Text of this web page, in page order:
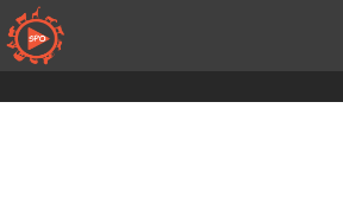
コ
ン
テ
ン
Ja.sportsmansparadiseonline.com